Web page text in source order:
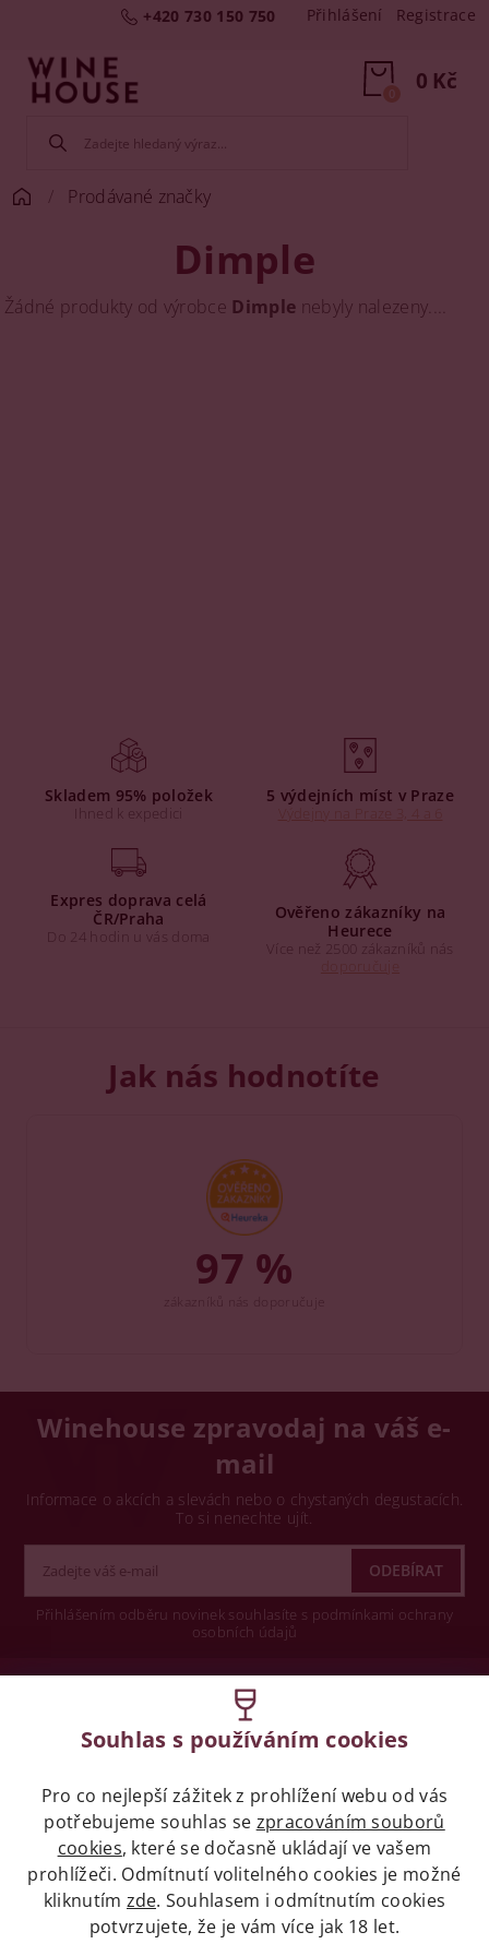
+420 730 150 750 Přihlášení Registrace
0 Kč
0
Prodávané značky
Dimple
Žádné produkty od výrobce Dimple nebyly nalezeny....
Skladem 95% položek
Ihned k expedici
5 výdejních míst v Praze
Expres doprava celá
ČR/Praha
Do 24 hodin u vás doma
Ověřeno zákazníky na
Heurece
Více než 2500 zákazníků nás
Jak nás hodnotíte
97 %
Winehouse zpravodaj na váš e-
mail
Informace o akcích a slevách nebo o chystaných degustacích.
To si nenechte ujít.
Přihlášením odběru novinek souhlasíte s podmínkami ochrany
osobních údajů
Legislativa
Zákaz prodeje alkoholických nápojů osobám
mladších 18 let.
Naše služby
Souhlas s používáním cookies
Pro co nejlepší zážitek z prohlížení webu od vás
potřebujeme souhlas se zpracováním souborů
cookies, které se dočasně ukládají ve vašem
prohlížeči. Odmítnutí volitelného cookies je možné
kliknutím zde. Souhlasem i odmítnutím cookies
potvrzujete, že je vám více jak 18 let.